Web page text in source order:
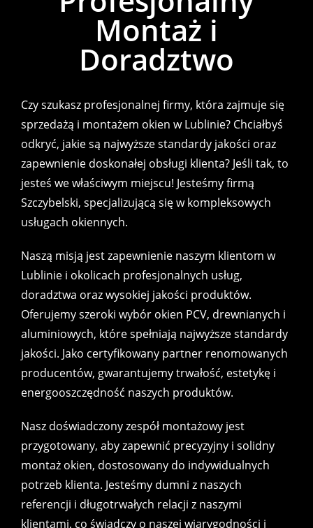
Montaż i
Doradztwo
Czy szukasz profesjonalnej firmy, która zajmuje się
sprzedażą i montażem okien w Lublinie? Chciałbyś
odkryć, jakie są najwyższe standardy jakości oraz
zapewnienie doskonałej obsługi klienta? Jeśli tak, to
jesteś we właściwym miejscu! Jesteśmy firmą
Szczybelski, specjalizującą się w kompleksowych
usługach okiennych.
Naszą misją jest zapewnienie naszym klientom w
Lublinie i okolicach profesjonalnych usług,
doradztwa oraz wysokiej jakości produktów.
Oferujemy szeroki wybór okien PCV, drewnianych i
aluminiowych, które spełniają najwyższe standardy
jakości. Jako certyfikowany partner renomowanych
producentów, gwarantujemy trwałość, estetykę i
energooszczędność naszych produktów.
Nasz doświadczony zespół montażowy jest
przygotowany, aby zapewnić precyzyjny i solidny
montaż okien, dostosowany do indywidualnych
potrzeb klienta. Jesteśmy dumni z naszych
referencji i długotrwałych relacji z naszymi
klientami, co świadczy o naszej wiarygodności i